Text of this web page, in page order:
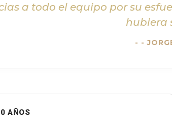
a todo el equipo por su
hubiera
-
AÑOS